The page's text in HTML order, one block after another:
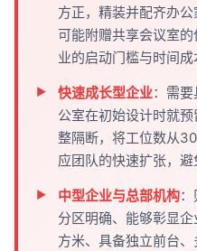
方正，精装并配齐办
可能附赠共享会议室
业的启动门槛与时间成
快速成长型企业：需要
公室在初始设计时就
整隔断，将工位数从
应团队的快速扩张，避
中型企业与总部机构：
分区明确、能够彰显
方米、具备独立前台